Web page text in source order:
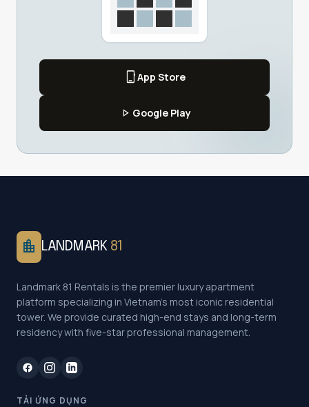
phone_iphoneApp Store
play_arrow Google Play
location_city LANDMARK 81
Landmark 81 Rentals is the premier luxury apartment
platform specializing in Vietnam's most iconic residential
tower. We provide curated high-end stays and long-term
residency with five-star professional management.
TẢI ỨNG DỤNG